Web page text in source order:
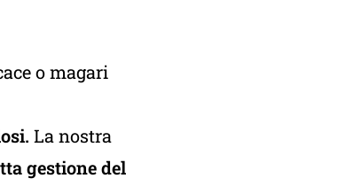
o magari
La nostra
gestione del